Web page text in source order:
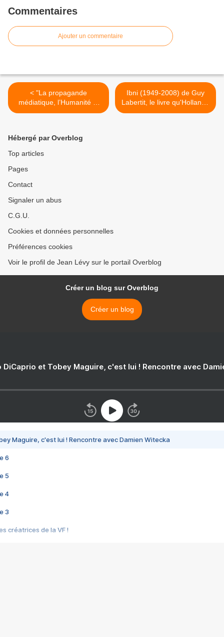
Commentaires
Ajouter un commentaire
< "La propagande
médiatique, l’Humanité et
les communistes" par
Ibni (1949-2008) de Guy
Labertit, le livre qu'Hollande
ne trouvera pas à
Hébergé par Overblog
Top articles
Pages
Contact
Signaler un abus
C.G.U.
Cookies et données personnelles
Préférences cookies
Voir le profil de Jean Lévy sur le portail Overblog
Créer un blog sur Overblog
Créer un blog
DiCaprio et Tobey Maguire, c'est lui ! Rencontre avec
Maguire, c'est lui ! Rencontre avec Damien Witecka
6
5
4
3
créatrices de la VF !